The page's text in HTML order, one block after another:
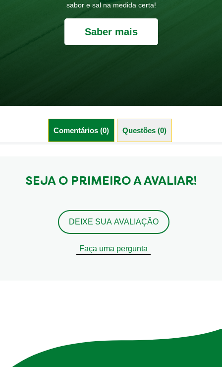
sabor e sal na medida certa!
Saber mais
Comentários (0) Questões (0)
SEJA O PRIMEIRO A AVALIAR!
DEIXE SUA AVALIAÇÃO
Faça uma pergunta